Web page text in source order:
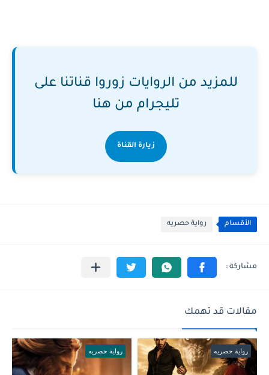
للمزيد من الروايات زوروا قناتنا على
تليجرام من هنا
زيارة القناة
الأقسام رواية حصريه
مقالات قد تهمك
رواية حصريه رواية حصريه